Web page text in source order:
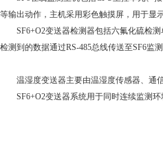
等输出动作，主机采用彩色触摸屏，用于显
SF6+O2变送器检测器包括六氟化硫检测
检测到的数据通过RS-485总线传送至SF6监测
温湿度变送器主要由温湿度传感器、通信
SF6+O2变送器系统用于同时连续监测环